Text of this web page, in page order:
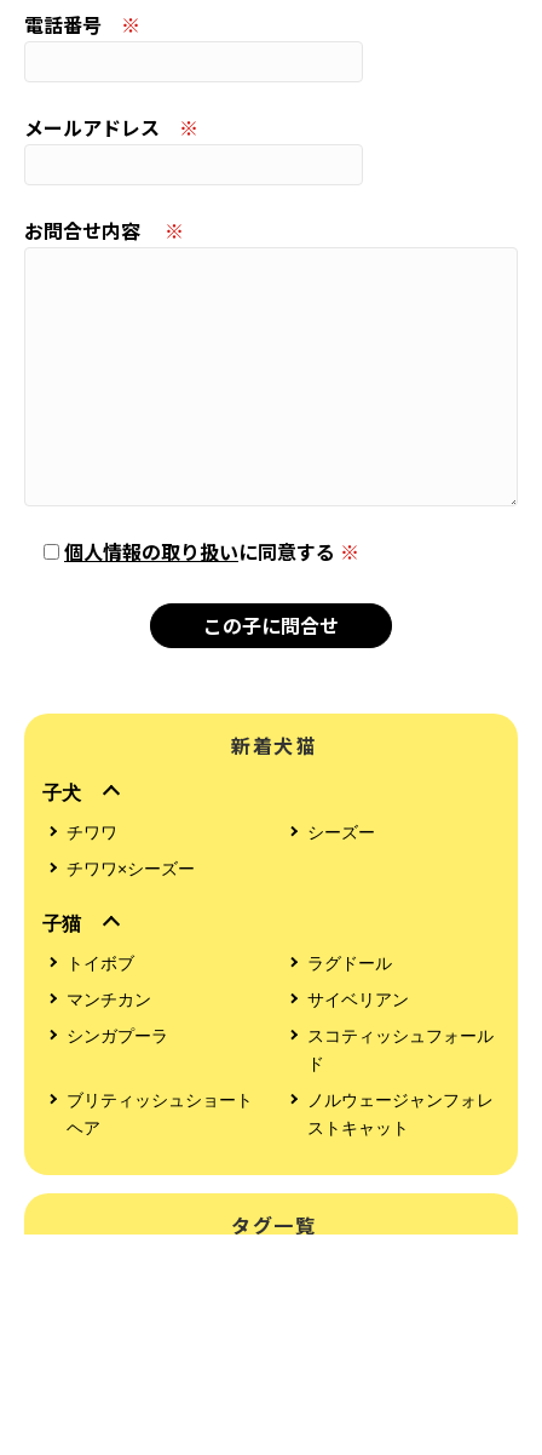
電話番号 ※
メールアドレス ※
お問合せ内容 ※
個人情報の取り扱いに同意する ※
新着犬猫
子犬
チワワ
シーズー
チワワ×シーズー
子猫
トイボブ
ラグドール
マンチカン
サイベリアン
シンガプーラ
スコティッシュフォール
ド
ブリティッシュショート
ヘア
ノルウェージャンフォレ
ストキャット
タグ一覧